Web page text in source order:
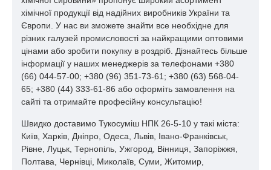
Переваги застосування
тукосуміші 26-5-10
Регулярне застосування цього препарату дає аграріям низку
переваг. По-перше, тукосуміш нпк 26-5-10 забезпечує
стартову енергію для молодих рослин завдяки високому
вмісту азоту. По-друге, поєднання фосфору і калію стимулює
використання води і поживних речовин із ґрунту. По-третє,
таке комплексне добриво легко адаптувати під різні культури
й умови вирощування, що робить його універсальним
рішенням для господарств будь-якого масштабу.
хімічної продукції від надійних виробників України та
Європи. У нас ви зможете знайти все необхідне для
різних галузей промисловості за найкращими оптовими
цінами або зробити покупку в роздріб. Дізнайтесь більше
інформації у наших менеджерів за телефонами +380
(66) 044-57-00; +380 (96) 351-73-61; +380 (63) 568-04-
65; +380 (44) 333-61-86 або оформіть замовлення на
сайті та отримайте професійну консультацію!
Швидко доставимо Тукосуміш НПК 26-5-10 у такі міста:
Київ, Харків, Дніпро, Одеса, Львів, Івано-Франківськ,
Рівне, Луцьк, Тернопіль, Ужгород, Вінниця, Запоріжжя,
Полтава, Чернівці, Миколаїв, Суми, Житомир,